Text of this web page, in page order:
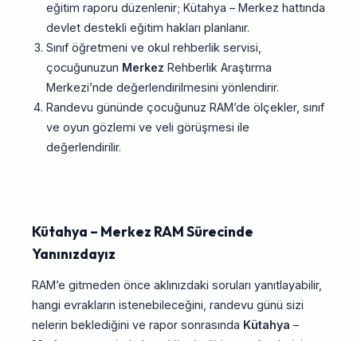
eğitim raporu düzenlenir; Kütahya – Merkez hattında
devlet destekli eğitim hakları planlanır.
Sınıf öğretmeni ve okul rehberlik servisi,
çocuğunuzun Merkez Rehberlik Araştırma
Merkezi’nde değerlendirilmesini yönlendirir.
Randevu gününde çocuğunuz RAM’de ölçekler, sınıf
ve oyun gözlemi ve veli görüşmesi ile
değerlendirilir.
Kütahya – Merkez RAM Sürecinde
Yanınızdayız
RAM’e gitmeden önce aklınızdaki soruları yanıtlayabilir,
hangi evrakların istenebileceğini, randevu günü sizi
nelerin beklediğini ve rapor sonrasında Kütahya –